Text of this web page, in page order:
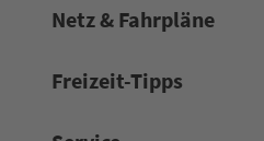
Netz & Fahrpläne
Frei­zeit-Tipps